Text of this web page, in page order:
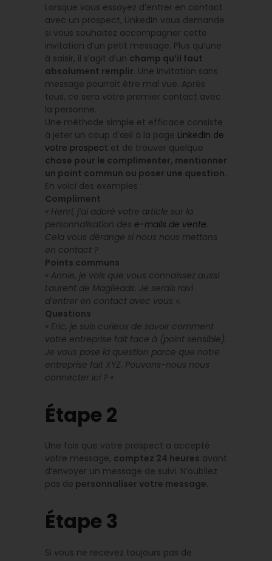
Lorsque vous essayez d’entrer en contact
avec un prospect, LinkedIn vous demande
si vous souhaitez accompagner cette
invitation d’un petit message. Plus qu’une
à saisir, il s’agit d’un champ qu’il faut
absolument remplir. Une invitation sans
message pourrait être mal vue. Après
tous, ce sera votre premier contact avec
la personne.
Une méthode simple et efficace consiste
à jeter un coup d’œil à la page LinkedIn de
votre prospect et de trouver quelque
chose pour le complimenter, mentionner
un point commun ou poser une question.
En voici des exemples :
Compliment
« Henri, j’ai adoré votre article sur la
personnalisation des e-mails de vente.
Cela vous dérange si nous nous mettons
en contact ?
Points communs
« Annie, je vois que vous connaissez aussi
Laurent de Magileads. Je serais ravi
d’entrer en contact avec vous ».
Questions
« Eric, je suis curieux de savoir comment
votre entreprise fait face à (point sensible).
Je vous pose la question parce que notre
entreprise fait XYZ. Pouvons-nous nous
connecter ici ? »
Étape 2
Une fois que votre prospect a accepté
votre message, comptez 24 heures avant
d’envoyer un message de suivi. N’oubliez
pas de personnaliser votre message.
Étape 3
Si vous ne recevez toujours pas de